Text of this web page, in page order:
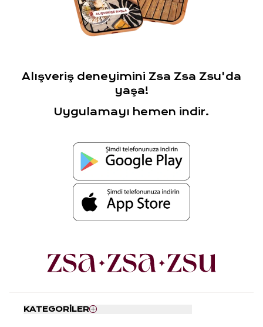
Alışveriş deneyimini Zsa Zsa Zsu'da
yaşa!
Uygulamayı hemen indir.
KATEGORİLER